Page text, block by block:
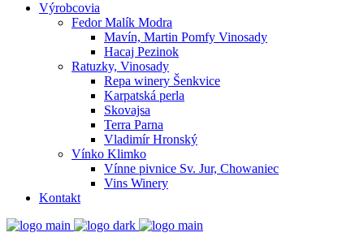
Výrobcovia
Fedor Malík Modra
Mavín, Martin Pomfy Vinosady
Hacaj Pezinok
Ratuzky, Vinosady
Repa winery Šenkvice
Karpatská perla
Skovajsa
Terra Parna
Vladimír Hronský
Vínko Klimko
Vínne pivnice Sv. Jur, Chowaniec
Vins Winery
Kontakt